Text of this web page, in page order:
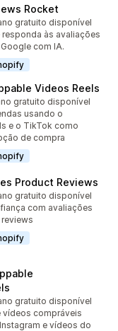
Rocket
ao todo
gratuito disponível
responda às avaliações
com IA.
Videos Reels
ao todo
gratuito disponível
usando o
e o TikTok como
de compra
Product Reviews
ao todo
gratuito disponível
com avaliações
ao todo
gratuito disponível
vídeos compráveis
e vídeos do